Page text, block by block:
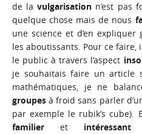
de lavulgarisation n’est pas
quelque chose mais de nous
une science et d’en
les aboutissants. Pour ce faire,
le public à travers l’aspect
je souhaitais faire un
mathématiques, je ne
groupes à froid sans parler
par exemple le rubik’s
familier et intéressant